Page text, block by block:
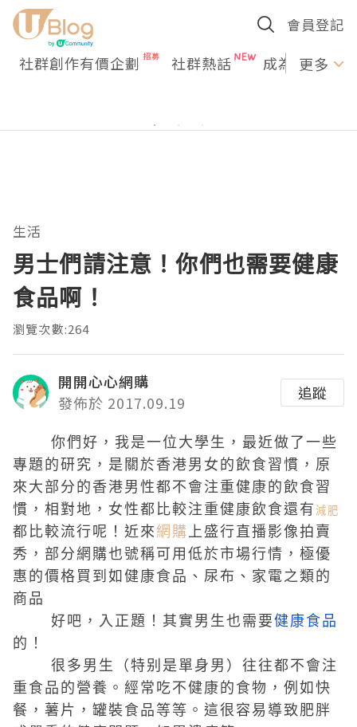
會員登記
社群創作有價企劃 社群熱話 成為U更多
生活
男士們請注意！你們也需要健康
食品啊！
瀏覽次數:264
開開心心網購
發佈於 2017.09.19
追蹤
你們好，我是一位大學生，最近做了一些
專題的研究，是關於香港男女的飲食習慣，原
來大部分的香港男性都不會注重健康的飲食習
慣，相對地，女性都比較注重健康飲食還有 減肥
都比較流行呢！近來 網購上盛行直播影像拍賣
秀，部分網購也號稱可用低於市場行情，極優
惠的價格買到如健康食品、尿布、家電之類的
商品
好吧，入正題！其實男生也需要健康食品
的！
很多男生（特别是單身男）往往都不會注
重食品的營養。經常吃不健康的食物，例如快
餐，薯片，罐裝食品等等。這很容易導致肥胖